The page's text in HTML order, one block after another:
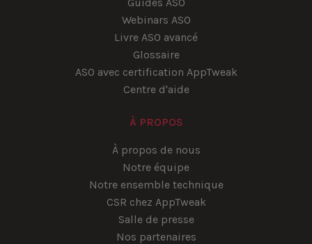
Webinars ASO
Livre ASO avancé
Glossaire
ASO avec certification AppTweak
Centre d'aide
À PROPOS
À propos de nous
Notre équipe
Notre ensemble technique
CSR chez AppTweak
Salle de presse
Nos partenaires